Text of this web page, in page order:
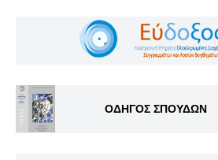
ΟΔΗΓΟΣ ΣΠΟΥΔΩΝ